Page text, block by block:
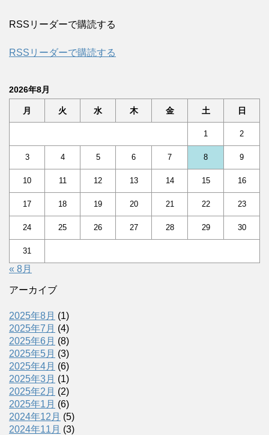
RSSリーダーで購読する
RSSリーダーで購読する
2026年8月
月 火 水 木 金 土 日
1 2
3 4 5 6 7 8 9
10 11 12 13 14 15 16
17 18 19 20 21 22 23
24 25 26 27 28 29 30
31
« 8月
アーカイブ
2025年8月 (1)
2025年7月 (4)
2025年6月 (8)
2025年5月 (3)
2025年4月 (6)
2025年3月 (1)
2025年2月 (2)
2025年1月 (6)
2024年12月 (5)
2024年11月 (3)